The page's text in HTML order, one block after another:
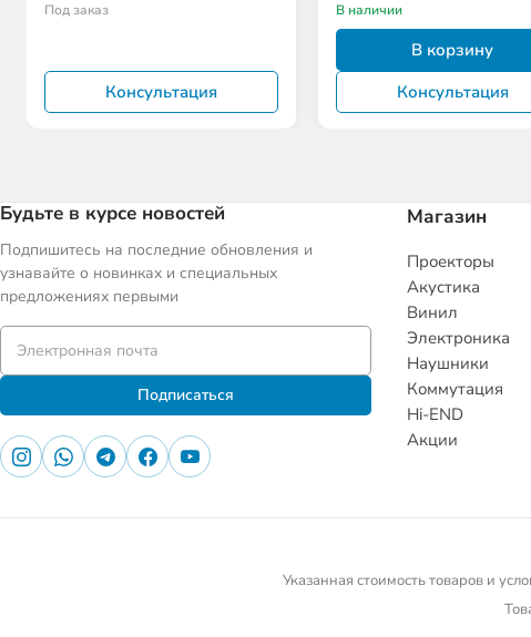
Под заказ
Консультация
В наличии
В корзину
Консультация
Будьте в курсе новостей
Подпишитесь на последние обновления и
узнавайте о новинках и специальных
предложениях первыми
Подписаться
Магазин
Проекторы
Акустика
Винил
Электроника
Наушники
Коммутация
Hi-END
Акции
Указанная стоимость товаров и